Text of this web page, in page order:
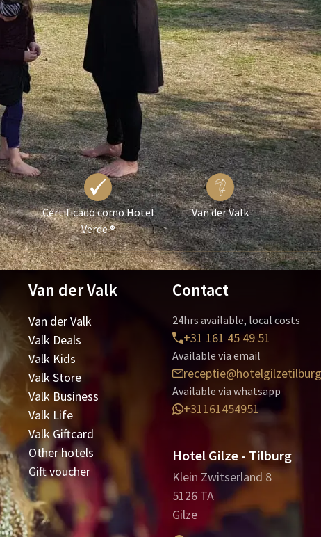
Certificado como Hotel
Verde ®
Van der Valk
Van der Valk
Van der Valk
Valk Deals
Valk Kids
Valk Store
Valk Business
Valk Life
Valk Giftcard
Other hotels
Gift voucher
Contact
24hrs available, local costs
+31 161 45 49 51
Available via email
Available via whatsapp
+31161454951
Hotel Gilze - Tilburg
Klein Zwitserland 8
5126 TA
Gilze